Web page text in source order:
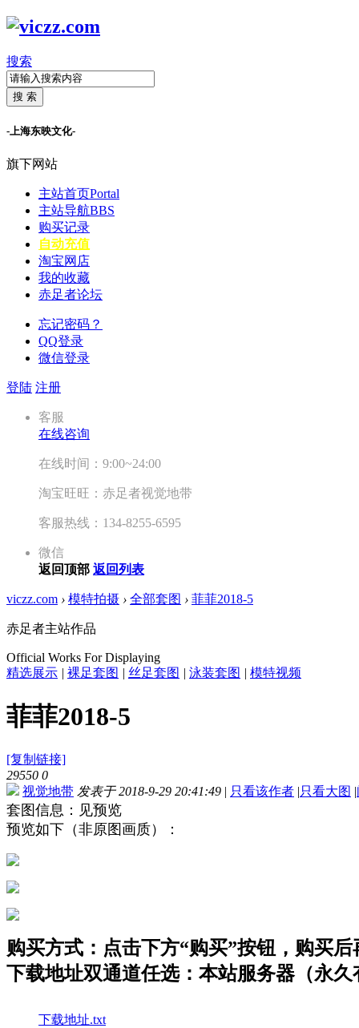
搜索
搜 索
-上海东映文化-
旗下网站
主站首页Portal
主站导航BBS
购买记录
自动充值
淘宝网店
我的收藏
赤足者论坛
忘记密码？
QQ登录
微信登录
登陆 注册
客服
在线咨询
在线时间：9:00~24:00
淘宝旺旺：赤足者视觉地带
客服热线：134-8255-6595
微信
返回顶部 返回列表
viczz.com › 模特拍摄 › 全部套图 › 菲菲2018-5
赤足者主站作品
Official Works For Displaying
精选展示 | 裸足套图 | 丝足套图 | 泳装套图 | 模特视频
菲菲2018-5
[复制链接]
29550 0
视觉地带 发表于 2018-9-29 20:41:49 | 只看该作者 |只看大图 |
套图信息：见预览
预览如下（非原图画质）：
购买方式：点击下方“购买”按钮，购买
下载地址双通道任选：本站服务器（永
下载地址.txt